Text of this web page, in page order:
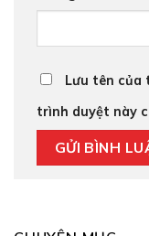
Lưu tên của
trình duyệt này